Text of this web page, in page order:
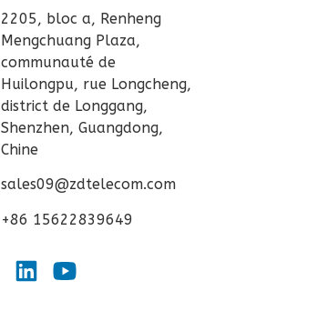
2205, bloc a, Renheng
Mengchuang Plaza,
communauté de
Huilongpu, rue Longcheng,
district de Longgang,
Shenzhen, Guangdong,
Chine
sales09@zdtelecom.com
+86 15622839649